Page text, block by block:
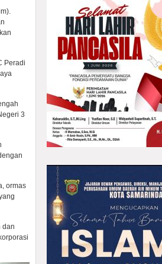
Peradi
3
ormas
dan